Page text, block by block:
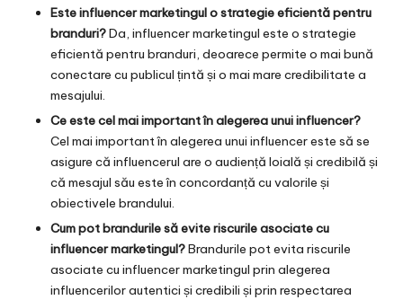
Este influencer marketingul o strategie eficientă pentru
branduri?Da, influencer marketingul este o strategie
eficientă pentru branduri, deoarece permite o mai bună
conectare cu publicul țintă și o mai mare credibilitate a
mesajului.
Ce este cel mai important în alegerea unui influencer?
Cel mai important în alegerea unui influencer este să se
asigure că influencerul are o audiență loială și credibilă și
că mesajul său este în concordanță cu valorile și
obiectivele brandului.
Cum pot brandurile să evite riscurile asociate cu
influencer marketingul?Brandurile pot evita riscurile
asociate cu influencer marketingul prin alegerea
influencerilor autentici și credibili și prin respectarea